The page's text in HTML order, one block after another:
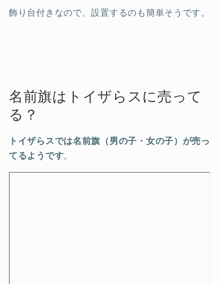
飾り台付きなので、設置するのも簡単そうです。
名前旗はトイザらスに売って
る？
トイザらスでは名前旗（男の子・女の子）が売っ
てるようです。